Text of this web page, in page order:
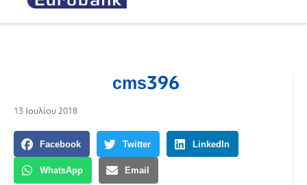
cms396
13 Ιουλίου 2018
Facebook Twitter LinkedIn
WhatsApp Email